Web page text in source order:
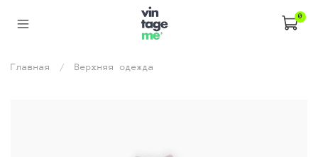
0
Главная Верхняя одежда